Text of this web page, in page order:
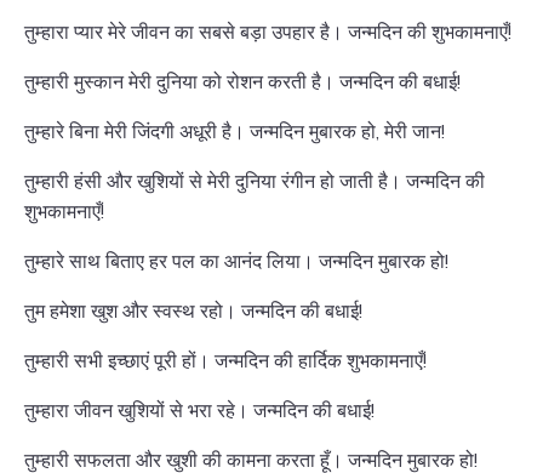
तुम्हारा प्यार मेरे जीवन का सबसे बड़ा उपहार है। जन्मदिन की शुभकामनाएँ!
तुम्हारी मुस्कान मेरी दुनिया को रोशन करती है। जन्मदिन की बधाई!
तुम्हारे बिना मेरी जिंदगी अधूरी है। जन्मदिन मुबारक हो, मेरी जान!
तुम्हारी हंसी और खुशियों से मेरी दुनिया रंगीन हो जाती है। जन्मदिन की
शुभकामनाएँ!
तुम्हारे साथ बिताए हर पल का आनंद लिया। जन्मदिन मुबारक हो!
तुम हमेशा खुश और स्वस्थ रहो। जन्मदिन की बधाई!
तुम्हारी सभी इच्छाएं पूरी हों। जन्मदिन की हार्दिक शुभकामनाएँ!
तुम्हारा जीवन खुशियों से भरा रहे। जन्मदिन की बधाई!
तुम्हारी सफलता और खुशी की कामना करता हूँ। जन्मदिन मुबारक हो!